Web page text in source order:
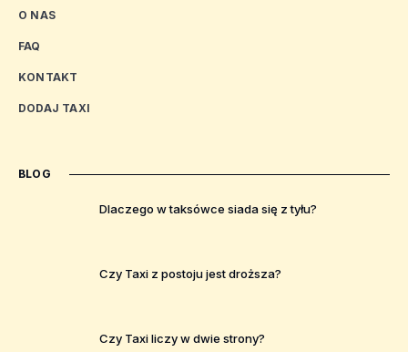
O NAS
FAQ
KONTAKT
DODAJ TAXI
BLOG
Dlaczego w taksówce siada się z tyłu?
Czy Taxi z postoju jest droższa?
Czy Taxi liczy w dwie strony?